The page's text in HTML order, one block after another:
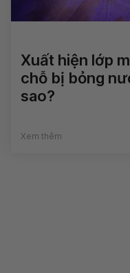
Xuất hiện lớp
chỗ bị bỏng
sao?
Xem thêm